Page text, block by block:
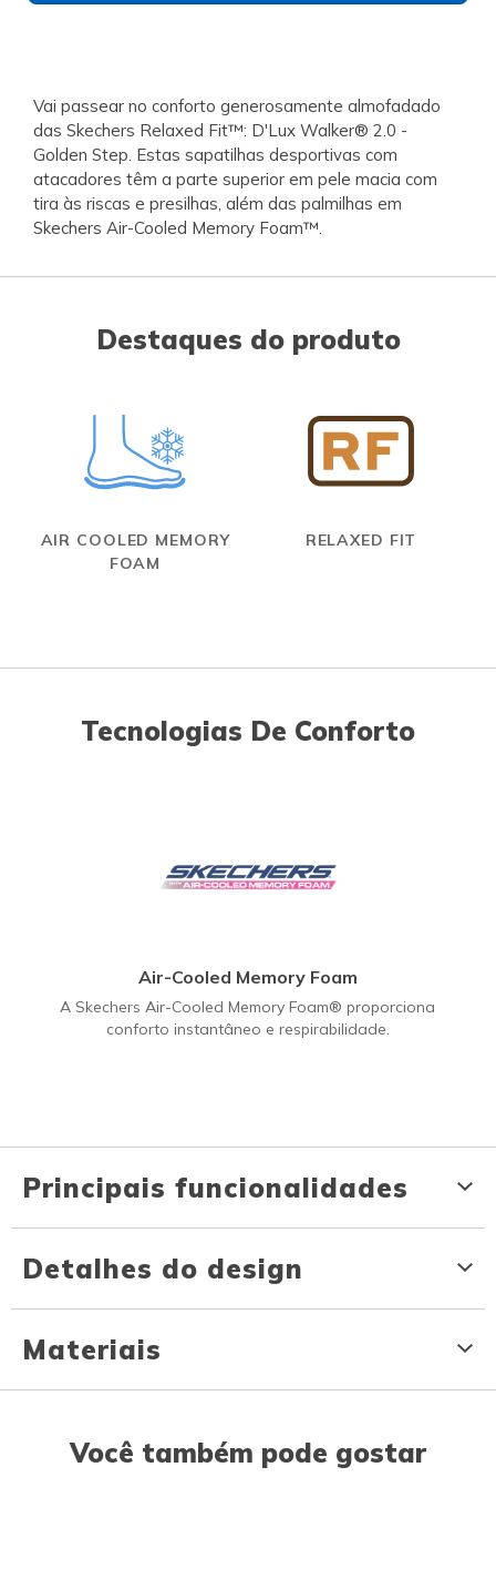
Vai passear no conforto generosamente almofadado
das Skechers Relaxed Fit™: D'Lux Walker® 2.0 -
Golden Step. Estas sapatilhas desportivas com
atacadores têm a parte superior em pele macia com
tira às riscas e presilhas, além das palmilhas em
Skechers Air-Cooled Memory Foam™.
Destaques do produto
AIR COOLED MEMORY
FOAM
RELAXED FIT
Tecnologias De Conforto
Air-Cooled Memory Foam
A Skechers Air-Cooled Memory Foam® proporciona
conforto instantâneo e respirabilidade.
Principais funcionalidades
Detalhes do design
Materiais
Você também pode gostar